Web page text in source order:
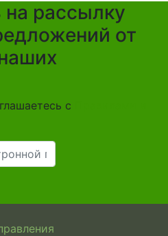
рассылку
от
с